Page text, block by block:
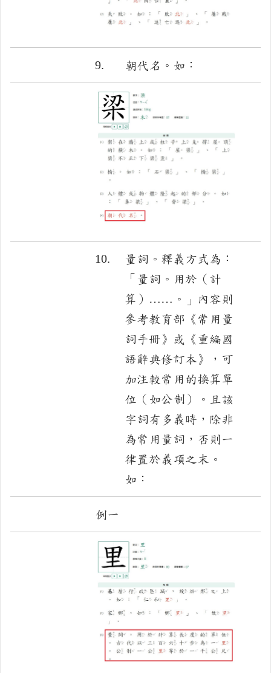
9. 朝代名。如：
10.
量詞。釋義方式為：
「量詞。用於（計
算）……。」內容則
參考教育部《常用量
詞手冊》或《重編國
語辭典修訂本》，可
加注較常用的換算單
位（如公制）。且該
字詞有多義時，除非
為常用量詞，否則一
律置於義項之末。
如：
例一